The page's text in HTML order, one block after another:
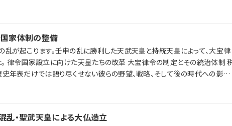
家体制の整備
乱が起こります。壬申の乱に勝利した天武天皇と持統天皇によって、大宝律
乱・聖武天皇による大仏造立